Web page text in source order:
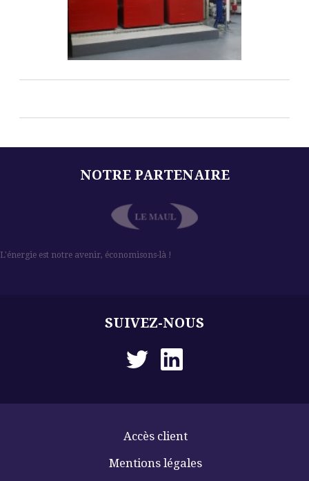
NOTRE PARTENAIRE
L'énergie est notre avenir, économisons-là !
SUIVEZ-NOUS
Accès client
Mentions légales